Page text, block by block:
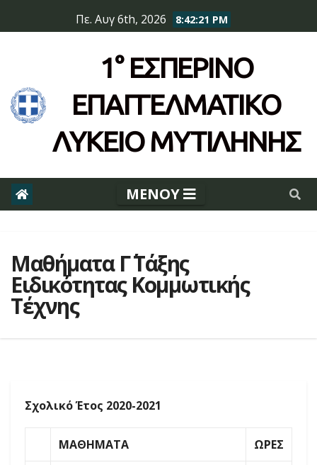
to
Πε. Αυγ 6th, 2026 8:42:21 PM
1° ΕΣΠΕΡΙΝΌ
ΕΠΆΓΓΕΛΜΑΤΙΚΟ
ΛΥΚΕΙΟ ΜΥΤΙΛΗΝΗΣ
Μαθήματα Γ΄ Τάξης
Ειδικότητας Κομμωτικής
Τέχνης
Σχολικό Έτος 2020-2021
ΜΑΘΗΜΑΤΑ ΩΡΕΣ